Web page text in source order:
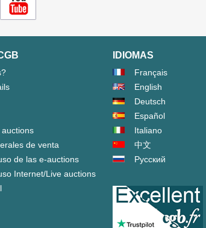
auctions
de venta
de las e-auctions
Internet/Live auctions
IDIOMAS
Français
English
Deutsch
Español
Italiano
中文
Русский